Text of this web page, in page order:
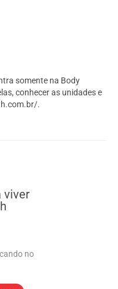
somente na Body
conhecer as unidades e
.
viver
no